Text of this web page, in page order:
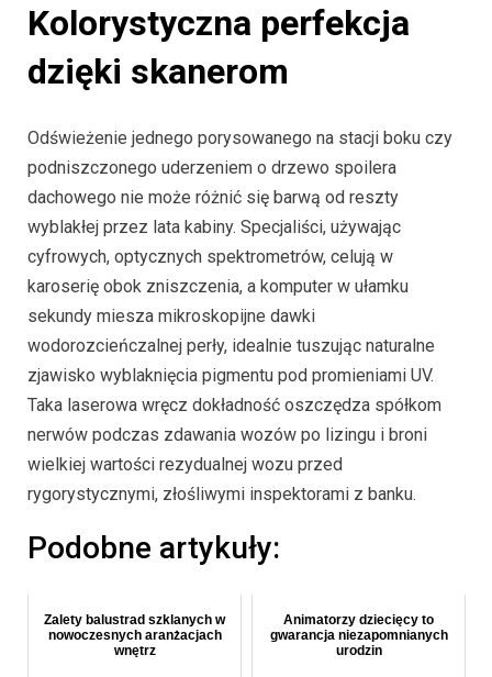
Kolorystyczna perfekcja
dzięki skanerom
Odświeżenie jednego porysowanego na stacji boku czy
podniszczonego uderzeniem o drzewo spoilera
dachowego nie może różnić się barwą od reszty
wyblakłej przez lata kabiny. Specjaliści, używając
cyfrowych, optycznych spektrometrów, celują w
karoserię obok zniszczenia, a komputer w ułamku
sekundy miesza mikroskopijne dawki
wodorozcieńczalnej perły, idealnie tuszując naturalne
zjawisko wyblaknięcia pigmentu pod promieniami UV.
Taka laserowa wręcz dokładność oszczędza spółkom
nerwów podczas zdawania wozów po lizingu i broni
wielkiej wartości rezydualnej wozu przed
rygorystycznymi, złośliwymi inspektorami z banku.
Podobne artykuły:
Zalety balustrad szklanych w
nowoczesnych aranżacjach
wnętrz
Animatorzy dziecięcy to
gwarancja niezapomnianych
urodzin